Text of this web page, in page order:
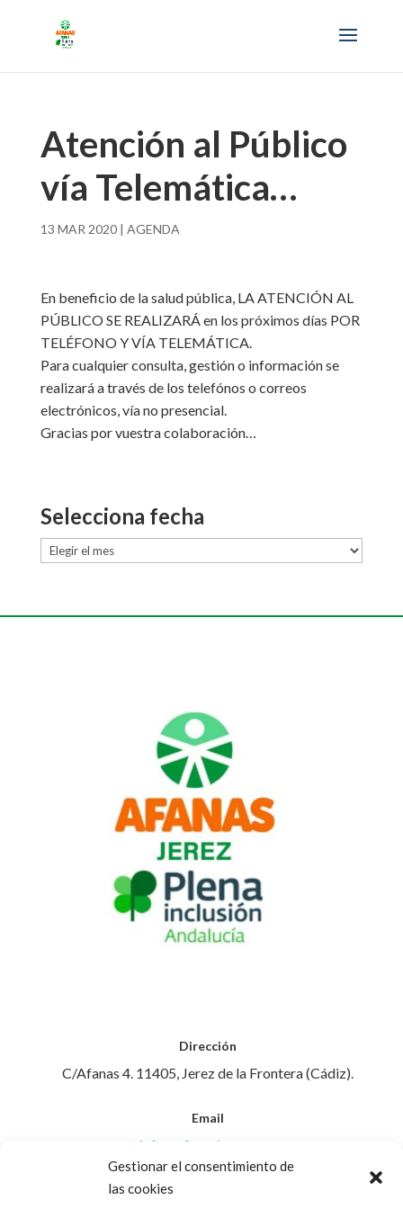
Gestionar el consentimiento de
las cookies
Atención al Público
vía Telemática…
13 MAR 2020| AGENDA
En beneficio de la salud pública, LA ATENCIÓN AL
PÚBLICO SE REALIZARÁ en los próximos días POR
TELÉFONO Y VÍA TELEMÁTICA.
Para cualquier consulta, gestión o información se
realizará a través de los telefónos o correos
electrónicos, vía no presencial.
Gracias por vuestra colaboración…
Selecciona fecha
Selecciona
Dirección
C/Afanas 4. 11405, Jerez de la Frontera (Cádiz).
Email
info@afanasjerez.com